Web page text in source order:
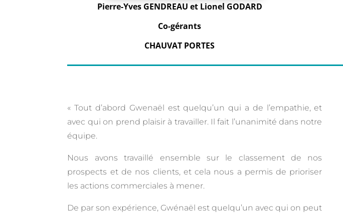
Pierre-Yves GENDREAU et Lionel GODARD
Co-gérants
CHAUVAT PORTES
« Tout d’abord Gwenaël est quelqu’un qui a de l’empathie, et
avec qui on prend plaisir à travailler. Il fait l’unanimité dans notre
équipe.
Nous avons travaillé ensemble sur le classement de nos
prospects et de nos clients, et cela nous a permis de prioriser
les actions commerciales à mener.
De par son expérience, Gwénaël est quelqu’un avec qui on peut